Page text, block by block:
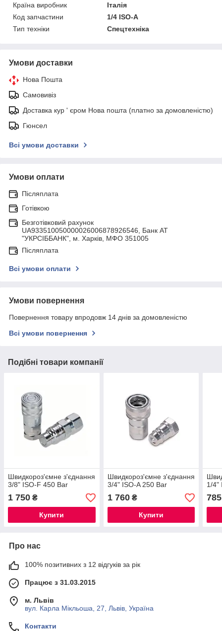
Країна виробник
Італія
Код запчастини
1/4 ISO-A
Тип техніки
Спецтехніка
Умови доставки
Нова Пошта
Самовивіз
Доставка кур ' єром Нова пошта (платно за домовленістю)
Гюнсел
Всі умови доставки
Умови оплати
Післяплата
Готівкою
Безготівковий рахунок
UA933510050000026006878926546, Банк АТ
"УКРСIББАНК", м. Харків, МФО 351005
Післяплата
Всі умови оплати
Умови повернення
Повернення товару впродовж 14 днів за домовленістю
Всі умови повернення
Подібні товари компанії
Швидкороз'ємне з'єднання
3/8" ISO-F 450 Bar
1 750 ₴
Купити
Швидкороз'ємне з'єднання
3/4" ISO-A 250 Bar
1 760₴
Купити
1/4"
785
Про нас
100% позитивних з 12 відгуків за рік
Працює з 31.03.2015
м. Львів
вул. Карла Мікльоша, 27, Львів, Україна
Контакти